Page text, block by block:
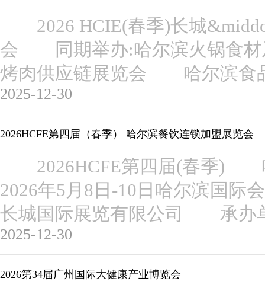
2026 HCIE(春季)长城
会 同期举办:哈尔滨火锅食
烤肉供应链展览会 哈尔滨食
2025-12-30
2026HCFE第四届（春季） 哈尔滨餐饮连锁加盟展览会
2026HCFE第四届(春季)
2026年5月8日-10日哈尔滨国
长城国际展览有限公司 承办
2025-12-30
2026第34届广州国际大健康产业博览会